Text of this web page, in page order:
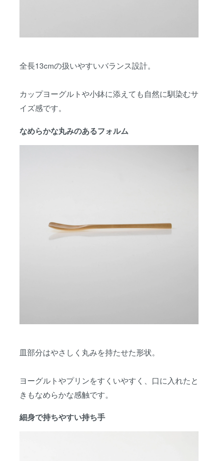
全長13cmの扱いやすいバランス設計。
カップヨーグルトや小鉢に添えても自然に馴染むサ
イズ感です。
なめらかな丸みのあるフォルム
皿部分はやさしく丸みを持たせた形状。
ヨーグルトやプリンをすくいやすく、口に入れたと
きもなめらかな感触です。
細身で持ちやすい持ち手